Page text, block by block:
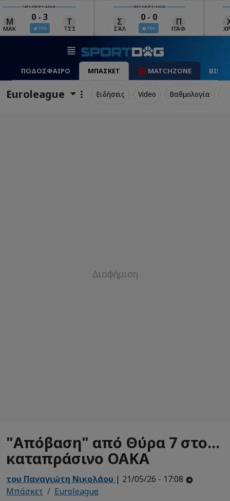
UEFA EUROPA LEAGUE
Σ 0 - 0
ΤΕΛ ΠΆΦ
UEFA EUROPA LEAGUE
ΧΡΆ
0 - 1
ΤΕΛ
Μ
ΜΠΕ ΛΊΝ
ΠΟΔΟΣΦΑΙΡΟ ΜΠΑΣΚΕΤ MATCHZONE
Euroleague Ειδήσεις Video Βαθμολογία
"Απόβαση" από Θύρα 7 στο...
καταπράσινο ΟΑΚΑ
του Παναγιώτη Νικολάου | 21/05/26 - 17:08
Μπάσκετ
Euroleague